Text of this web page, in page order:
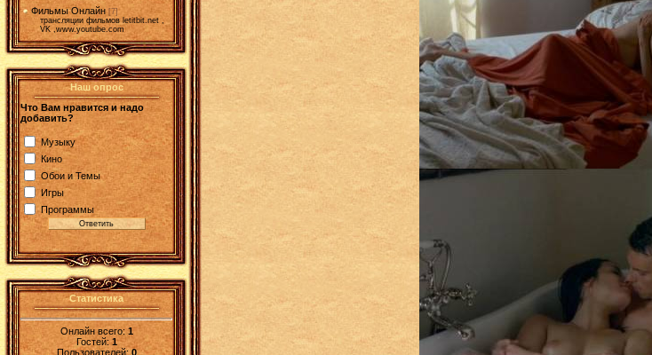
Фильмы Онлайн [7]
трансляции фильмов letitbit.net ,
VK ,www.youtube.com
Наш опрос
Что Вам нравится и надо
добавить?
Музыку
Кино
Обои и Темы
Игры
Программы
Статистика
Онлайн всего:1
Гостей:1
Пользователей: 0